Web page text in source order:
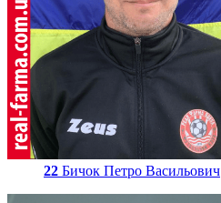
22 Бичок Петро Васильович